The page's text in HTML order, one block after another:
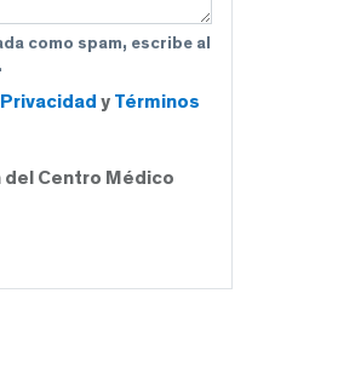
como spam, escribe al
y Términos
Centro Médico